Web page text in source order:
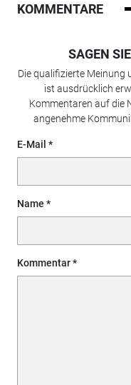
KOMMENTARE
SAGEN
Die qualifizierte Meinung
ist ausdrücklich
Kommentaren auf die
angenehme
E-Mail
Name
Kommentar